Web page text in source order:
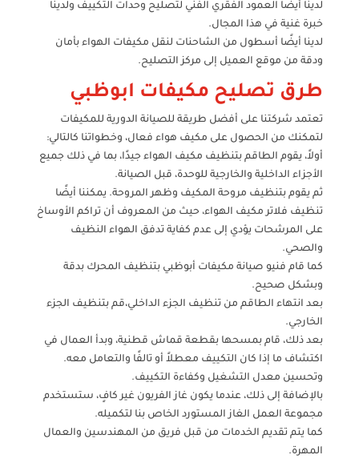
لدينا أيضًا العمود الفقري الفني لتصليح وحدات التكييف ولدينا
خبرة غنية في هذا المجال.
لدينا أيضًا أسطول من الشاحنات لنقل مكيفات الهواء بأمان
ودقة من موقع العميل إلى مركز التصليح.
طرق تصليح مكيفات ابوظبي
تعتمد شركتنا على أفضل طريقة للصيانة الدورية للمكيفات
لتمكنك من الحصول على مكيف هواء فعال، وخطواتنا كالتالي:
أولاً، يقوم الطاقم بتنظيف مكيف الهواء جيدًا، بما في ذلك جميع
الأجزاء الداخلية والخارجية للوحدة، قبل الصيانة.
ثم يقوم بتنظيف مروحة المكيف وظهر المروحة. يمكننا أيضًا
تنظيف فلاتر مكيف الهواء، حيث من المعروف أن تراكم الأوساخ
على المرشحات يؤدي إلى عدم كفاية تدفق الهواء النظيف
والصحي.
كما قام فنيو صيانة مكيفات أبوظبي بتنظيف المحرك بدقة
وبشكل صحيح.
بعد انتهاء الطاقم من تنظيف الجزء الداخلي،قم بتنظيف الجزء
الخارجي.
بعد ذلك، قام بمسحها بقطعة قماش قطنية، وبدأ العمال في
اكتشاف ما إذا كان التكييف معطلاً أو تالفًا والتعامل معه.
وتحسين معدل التشغيل وكفاءة التكييف.
بالإضافة إلى ذلك، عندما يكون غاز الفريون غير كافٍ، ستستخدم
مجموعة العمل الغاز المستورد الخاص بنا لتكميله.
كما يتم تقديم الخدمات من قبل فريق من المهندسين والعمال
المهرة.